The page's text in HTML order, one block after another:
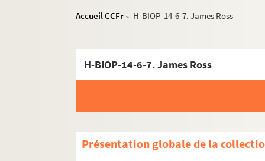
Accueil CCFr > H-BIOP-14-6-7. James Ross
H-BIOP-14-6-7. James Ross
Présentation globale de la
H-BIOP-10. Portraits des personnages lettrés
H-BIOP-11. Portraits des personnages de